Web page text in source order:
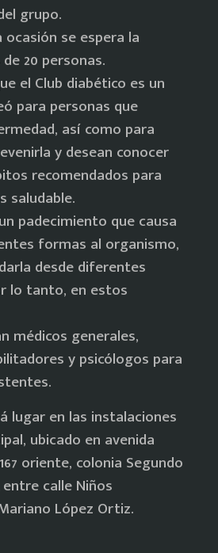
grupo.
se espera la
20 personas.
el Club diabético es un
para personas que
así como para
y desean conocer
recomendados para
saludable.
padecimiento que causa
formas al organismo,
desde diferentes
lo tanto, en estos
médicos generales,
y psicólogos para
lugar en las instalaciones
ubicado en avenida
oriente, colonia Segundo
calle Niños
López Ortiz.